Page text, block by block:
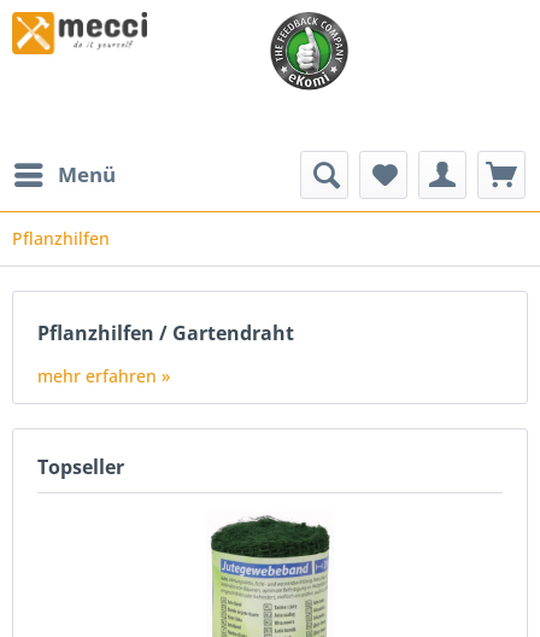
Menü
Pflanzhilfen
Pflanzhilfen / Gartendraht
mehr erfahren »
Topseller